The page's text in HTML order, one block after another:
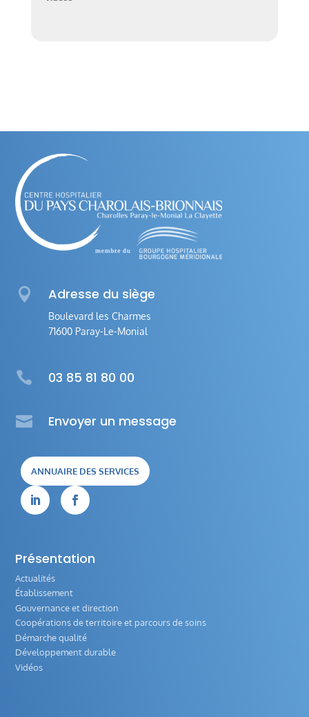
 Adresse du siège
Boulevard les Charmes
71600 Paray-Le-Monial
 03 85 81 80 00
 Envoyer un message
ANNUAIRE DES SERVICES
 
Présentation
Actualités
Établissement
Gouvernance et direction
Coopérations de territoire et parcours de soins
Démarche qualité
Développement durable
Vidéos